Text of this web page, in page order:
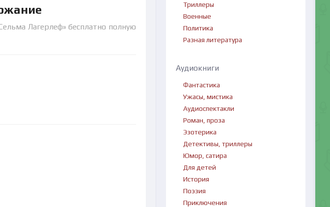
Лагерлеф» бесплатно полную
Триллеры
Военные
Политика
Разная литература
Аудиокниги
Фантастика
Ужасы, мистика
Аудиоспектакли
Роман, проза
Эзотерика
Детективы, триллеры
Юмор, сатира
Для детей
История
Поэзия
Приключения